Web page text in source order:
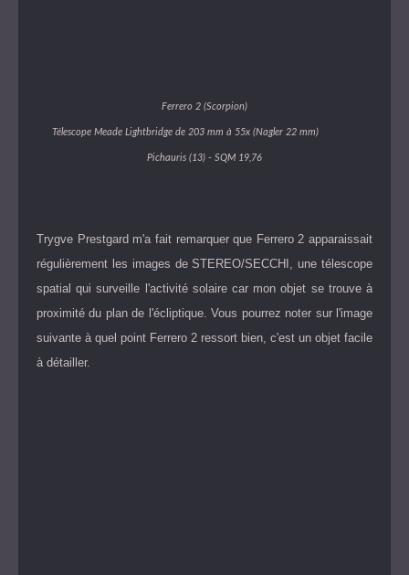
Ferrero 2 (Scorpion)
Télescope Meade Lightbridge de 203 mm à 55x (Nagler 22 mm)
Pichauris (13) - SQM 19,76
Trygve Prestgard m'a fait remarquer que Ferrero 2 apparaissait
régulièrement les images de STEREO/SECCHI, une télescope
spatial qui surveille l'activité solaire car mon objet se trouve à
proximité du plan de l'écliptique. Vous pourrez noter sur l'image
suivante à quel point Ferrero 2 ressort bien, c'est un objet facile
à détailler.